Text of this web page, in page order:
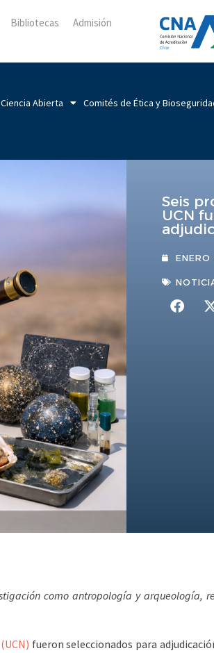
Bibliotecas Admisión
Ciencia Abierta Comités de Ética y
Seis
UCN
como antropología y arqueología,
fueron seleccionados para